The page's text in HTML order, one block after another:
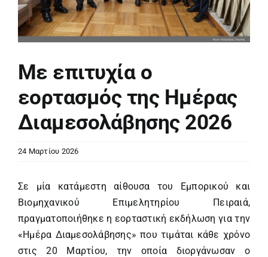
Με επιτυχία ο
εορτασμός της Ημέρας
Διαμεσολάβησης 2026
24 Μαρτίου 2026
Σε μία κατάμεστη αίθουσα του Εμπορικού και
Βιομηχανικού Επιμελητηρίου Πειραιά,
πραγματοποιήθηκε η εορταστική εκδήλωση για την
«Ημέρα Διαμεσολάβησης» που τιμάται κάθε χρόνο
στις 20 Μαρτίου, την οποία διοργάνωσαν ο